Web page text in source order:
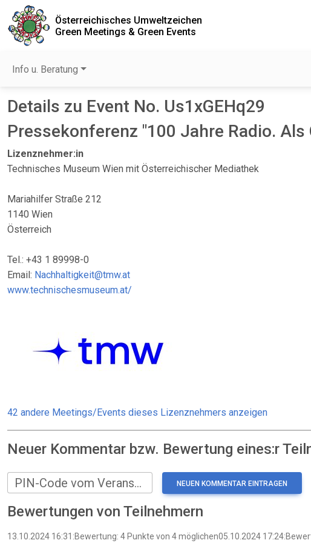
Österreichisches Umweltzeichen
Green Meetings & Green Events
Info u. Beratung
Details zu Event No. Us1xGEHq29
Pressekonferenz "100 Jahre Radio.
Lizenznehmer:in
Technisches Museum Wien mit Österreichischer Mediathek
Mariahilfer Straße 212
1140 Wien
Österreich
Tel.: +43 1 89998-0
Email: Nachhaltigkeit@tmw.at
www.technischesmuseum.at/
42 andere Meetings/Events dieses Lizenznehmers anzeigen
Neuer Kommentar bzw. Bewertung eines:r
PIN-Code vom Veranstalter
Bewertungen von Teilnehmern
13.10.2024 16:31:Bewertung: 4 Punkte von 4 möglichen05.10.2024